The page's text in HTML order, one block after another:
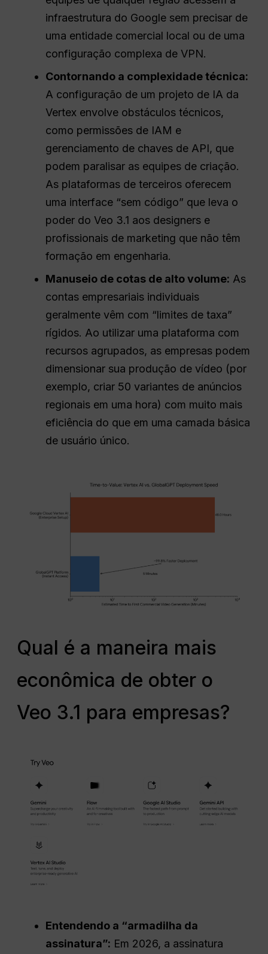
infraestrutura do Google sem precisar de
uma entidade comercial local ou de uma
configuração complexa de VPN.
Contornando a complexidade técnica:
A configuração de um projeto de IA da
Vertex envolve obstáculos técnicos,
como permissões de IAM e
gerenciamento de chaves de API, que
podem paralisar as equipes de criação.
As plataformas de terceiros oferecem
uma interface “sem código” que leva o
poder do Veo 3.1 aos designers e
profissionais de marketing que não têm
formação em engenharia.
Manuseio de cotas de alto volume: As
contas empresariais individuais
geralmente vêm com “limites de taxa”
rígidos. Ao utilizar uma plataforma com
recursos agrupados, as empresas podem
dimensionar sua produção de vídeo (por
exemplo, criar 50 variantes de anúncios
regionais em uma hora) com muito mais
eficiência do que em uma camada básica
de usuário único.
Qual é a maneira mais
econômica de obter o
Veo 3.1 para empresas?
Entendendo a “armadilha da
assinatura”: Em 2026, a assinatura